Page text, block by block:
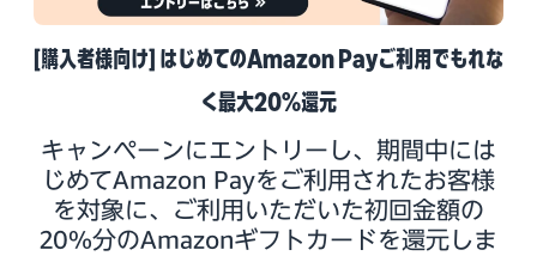
[購入者様向け] はじめてのAmazon Payご利用でもれな
く最大20%還元
キャンペーンにエントリーし、期間中には
じめてAmazon Payをご利用されたお客様
を対象に、ご利用いただいた初回金額の
20%分のAmazonギフトカードを還元しま